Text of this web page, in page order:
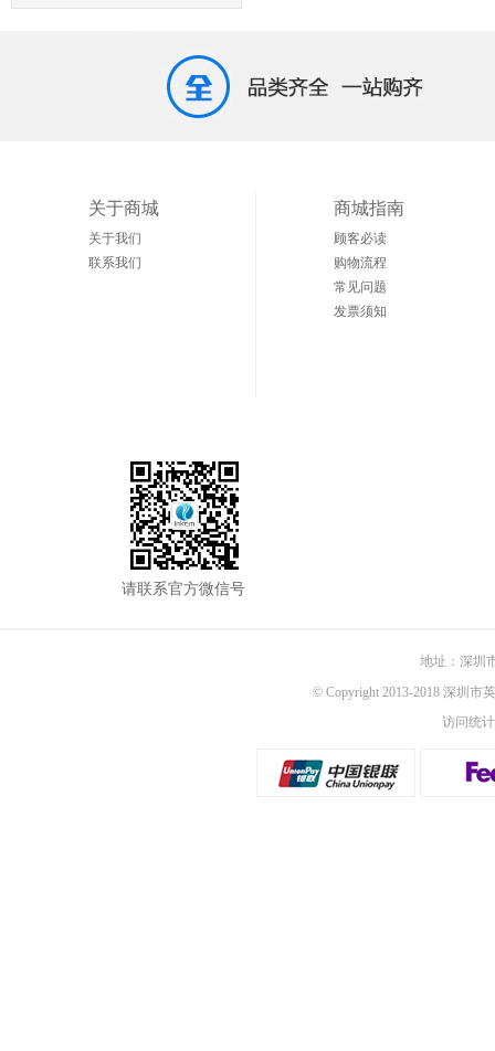
关于商城
关于我们
联系我们
商城指南
顾客必读
购物流程
常见问题
发票须知
请联系官方微信号
地址：深圳
© Copyright 2013-2018 深圳市
访问统